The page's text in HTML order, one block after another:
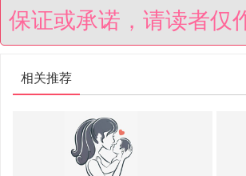
保证或承诺，请读者仅
相关推荐